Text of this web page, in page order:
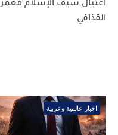
اغتيال سيف الإسلام معمر
القذافي
اخبار عالمية وعربية